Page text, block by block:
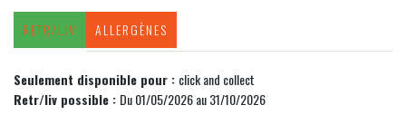
RETR/LIV ALLERGÈNES
Seulement disponible pour : click and collect
Retr/liv possible : Du 01/05/2026 au 31/10/2026